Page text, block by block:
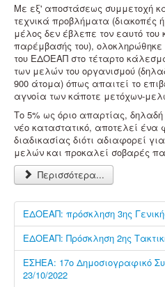
Με εξ' αποστάσεως συμμετοχή
τεχνικά προβλήματα (διακοπές
μέλος δεν έβλεπε τον εαυτό του
παρέμβασής του), ολοκληρώθηκε
του ΕΔΟΕΑΠ στο τέταρτο
των μελών του οργανισμού
900 άτομα) όπως απαιτεί το
αγνοία των κάποτε μετόχων-
Το 5% ως όριο απαρτίας,
νέο καταστατικό, αποτελεί ένα
διαδικασίας διότι αδιαφορεί
μελών και προκαλεί σοβαρές
Περισσότερα...
ΕΔΟΕΑΠ: πρόσκληση 3ης
ΕΔΟΕΑΠ: Πρόσκληση 2ης
ΕΣΗΕΑ: 17ο Δημοσιογραφικό
23/10/2022